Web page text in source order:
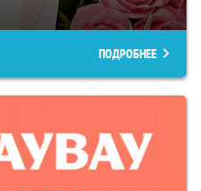
ПОДРОБНЕЕ